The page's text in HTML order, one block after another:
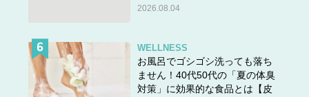
2026.08.04
WELLNESS
お風呂でゴシゴシ洗っても落ち
ません！40代50代の「夏の体臭
対策」に効果的な食品とは【皮